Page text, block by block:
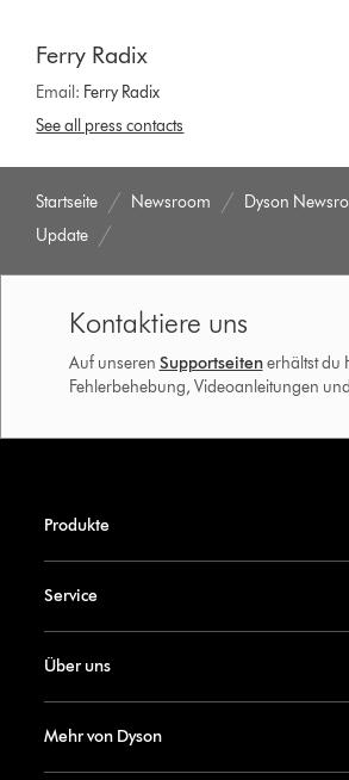
Ferry Radix
Email: Ferry Radix
See all press contacts
Startseite Newsroom
Dyson
Update
Kontaktiere uns
Auf unseren Supportseiten erhältst du
Fehlerbehebung, Videoanleitungen
Produkte
Service
Über uns
Mehr von Dyson